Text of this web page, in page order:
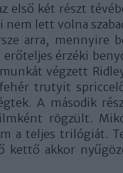
első két részt
nem lett volna
arra, mennyire
érzéki
végzett
trutyit
A második
rögzült.
a teljes trilógiát.
kettő akkor